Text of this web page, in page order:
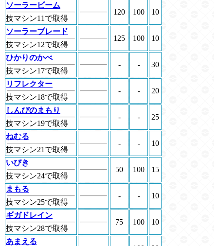
ソーラービーム
技マシン11で取得
120 100 10
ソーラーブレード
技マシン12で取得
125 100 10
ひかりのかべ
技マシン17で取得
- - 30
リフレクター
技マシン18で取得
- - 20
しんぴのまもり
技マシン19で取得
- - 25
ねむる
技マシン21で取得
- - 10
いびき
技マシン24で取得
50 100 15
まもる
技マシン25で取得
- - 10
ギガドレイン
技マシン28で取得
75 100 10
あまえる